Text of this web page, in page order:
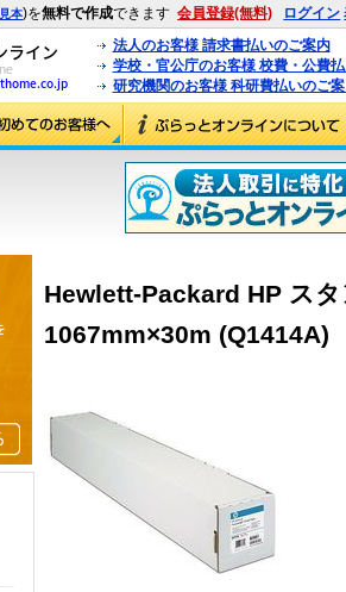
見本)を無料で作成できます 会員登録(無料) ログイン
法人のお客様 請求書払いのご案内
学校・官公庁のお客様 校費・公費
研究機関のお客様 科研費払いのご
Hewlett-Packard HP ス
1067mm×30m (Q1414A)